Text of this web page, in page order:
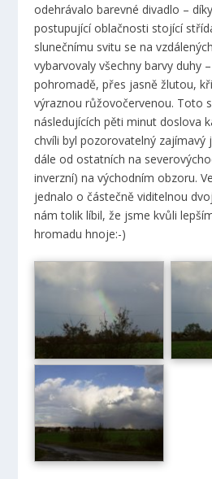
odehrávalo barevné divadlo –
postupující oblačnosti stojící
slunečnímu svitu se na
vybarvovaly všechny barvy duhy
pohromadě, přes jasně žlutou,
výraznou růžovočervenou. Toto
následujících pěti minut doslova
chvíli byl pozorovatelný zajímavý
dále od ostatních na
inverzní) na východním obzoru.
jednalo o částečně viditelnou
nám tolik líbil, že jsme kvůli
hromadu hnoje:-)